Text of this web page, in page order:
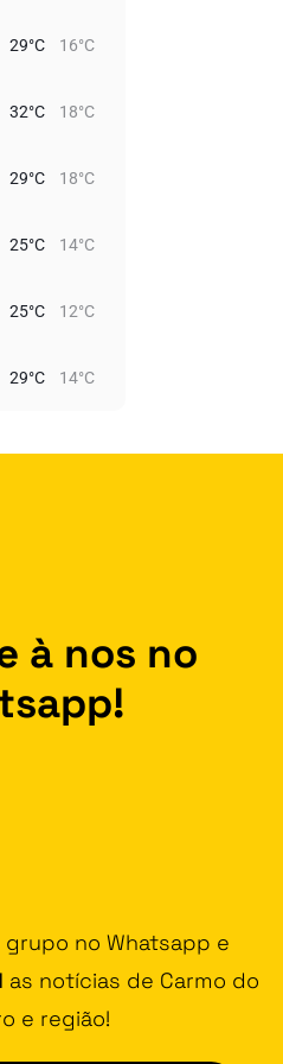
29°C 16°C
32°C 18°C
29°C 18°C
25°C 14°C
25°C 12°C
29°C 14°C
à nos no
no Whatsapp e
as notícias de Carmo do
e região!